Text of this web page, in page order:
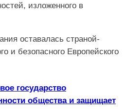
изложенного в
оставалась страной-
и безопасного Европейского
государство
общества и защищает